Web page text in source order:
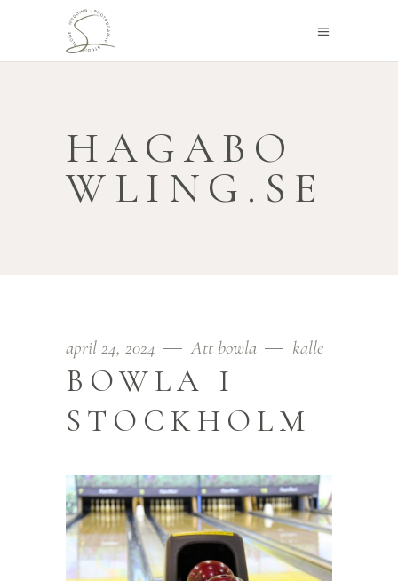
HAGABO
WLING.SE
april 24, 2024 Att bowla kalle
BOWLA I
STOCKHOLM